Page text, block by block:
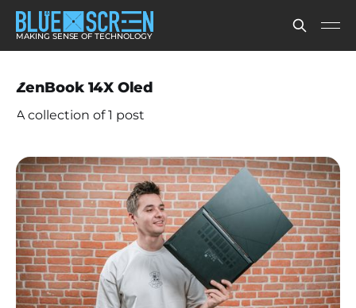
MAKING SENSE OF TECHNOLOGY
ZenBook 14X Oled
A collection of 1 post